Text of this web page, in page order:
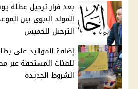
بعد قرار ترحيل عطلة
المولد النبوي بين
الترحيل للخميس
للفئات المستحقة عبر
الشروط الجديدة